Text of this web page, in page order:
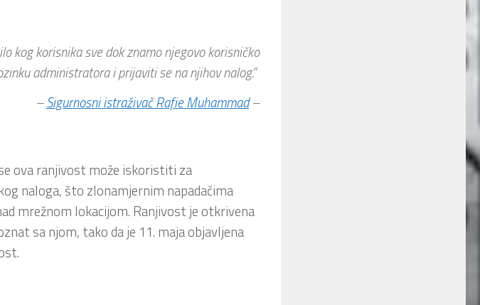
kog korisnika sve dok znamo njegovo korisničko
administratora i prijaviti se na njihov nalog.”
–Sigurnosni istraživač Rafie Muhammad–
ova ranjivost može iskoristiti za
naloga, što zlonamjernim napadačima
mrežnom lokacijom. Ranjivost je otkrivena
sa njom, tako da je 11. maja objavljena